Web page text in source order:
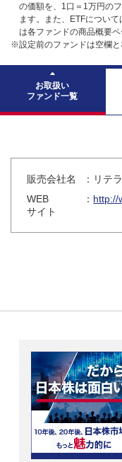
の価額を、1口＝1万円の
ます。また、ETFについ
は各ファンドの商品概要ペ
※設定前のファンドは空欄と
お取扱い
ファンド一覧
販売会社名
：リテ
WEB
サイト
： http://